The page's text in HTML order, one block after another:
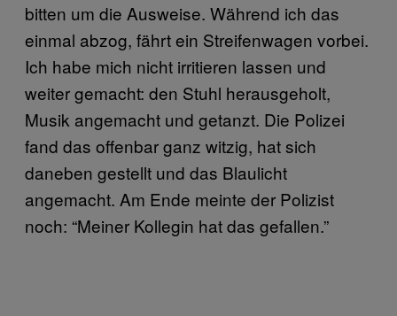
bitten um die Ausweise. Während ich das
einmal abzog, fährt ein Streifenwagen vorbei.
Ich habe mich nicht irritieren lassen und
weiter gemacht: den Stuhl herausgeholt,
Musik angemacht und getanzt. Die Polizei
fand das offenbar ganz witzig, hat sich
daneben gestellt und das Blaulicht
angemacht. Am Ende meinte der Polizist
noch: “Meiner Kollegin hat das gefallen.”